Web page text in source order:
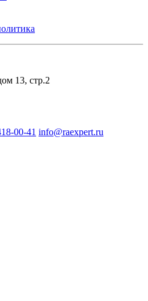
13, стр.2
00-41 info@raexpert.ru